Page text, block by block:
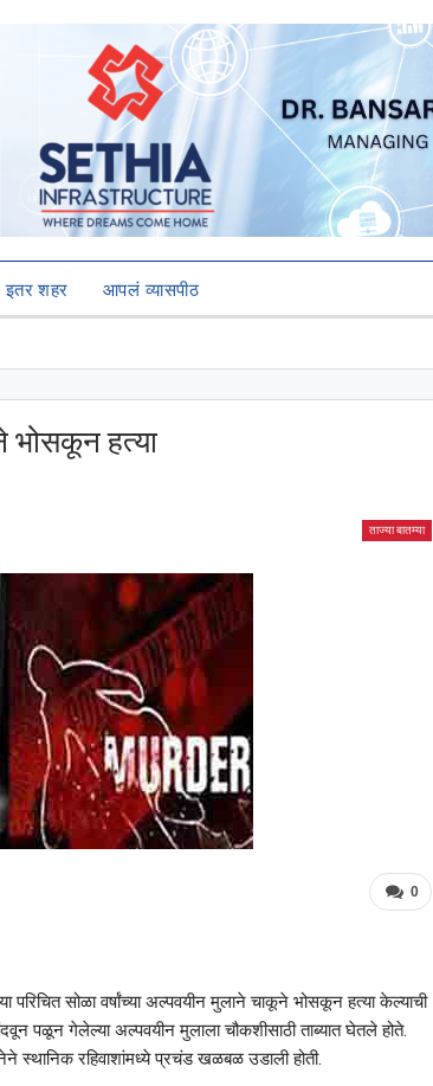
इतर शहर आपलं व्यासपीठ
भोसकून हत्या
ताज्या बातम्या
0
परिचित सोळा वर्षांच्या अल्पवयीन मुलाने चाकूने भोसकून हत्या केल्याची
पळून गेलेल्या अल्पवयीन मुलाला चौकशीसाठी ताब्यात घेतले होते.
स्थानिक रहिवाशांमध्ये प्रचंड खळबळ उडाली होती.